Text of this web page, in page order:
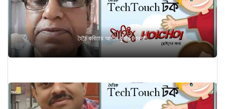
হৈচৈ কবিতায় আশীষ কুমার চক্রবর্তী